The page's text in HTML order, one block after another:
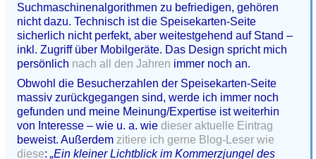
Suchmaschinenalgorithmen zu befriedigen, gehören
nicht dazu. Technisch ist die Speisekarten-Seite
sicherlich nicht perfekt, aber weitestgehend auf Stand –
inkl. Zugriff über Mobilgeräte. Das Design spricht mich
persönlich nach all den Jahren immer noch an.
Obwohl die Besucherzahlen der Speisekarten-Seite
massiv zurückgegangen sind, werde ich immer noch
gefunden und meine Meinung/Expertise ist weiterhin
von Interesse – wie u. a. wie dieser aktuelle Eintrag
beweist. Außerdem zitiere ich gerne Blog-Leser wie
diese: „Ein kleiner Lichtblick im Kommerzjungel des